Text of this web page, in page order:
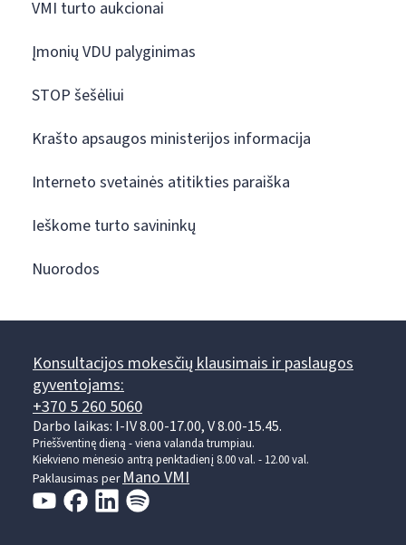
VMI turto aukcionai
Įmonių VDU palyginimas
STOP šešėliui
Krašto apsaugos ministerijos informacija
Interneto svetainės atitikties paraiška
Ieškome turto savininkų
Nuorodos
Konsultacijos mokesčių klausimais ir paslaugos
gyventojams:
+370 5 260 5060
Darbo laikas: I-IV 8.00-17.00, V 8.00-15.45.
Prieššventinę dieną - viena valanda trumpiau.
Kiekvieno mėnesio antrą penktadienį 8.00 val. - 12.00 val.
Paklausimas perMano VMI